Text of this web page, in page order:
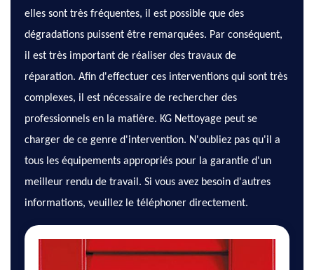
elles sont très fréquentes, il est possible que des
dégradations puissent être remarquées. Par conséquent,
il est très important de réaliser des travaux de
réparation. Afin d'effectuer ces interventions qui sont très
complexes, il est nécessaire de rechercher des
professionnels en la matière. KG Nettoyage peut se
charger de ce genre d'intervention. N'oubliez pas qu'il a
tous les équipements appropriés pour la garantie d'un
meilleur rendu de travail. Si vous avez besoin d'autres
informations, veuillez le téléphoner directement.